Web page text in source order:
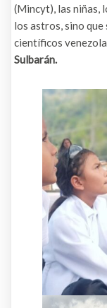
(Mincyt), las niñas,
los astros, sino
científicos
Sulbarán.